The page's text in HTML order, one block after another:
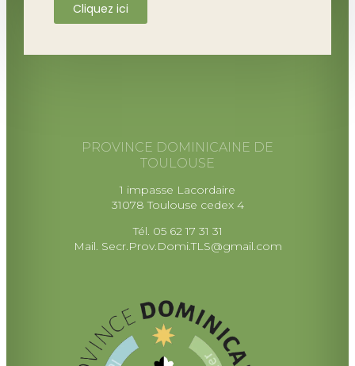
Cliquez ici
PROVINCE DOMINICAINE DE
TOULOUSE
1 impasse Lacordaire
31078 Toulouse cedex 4
Tél. 05 62 17 31 31
Mail. Secr.Prov.Domi.TLS@gmail.com